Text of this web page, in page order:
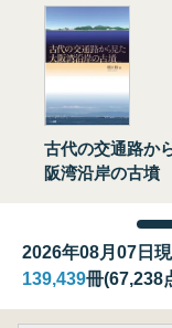
古代の交通路か
阪湾沿岸の古墳
2026年08月07日現
139,439冊(67,238